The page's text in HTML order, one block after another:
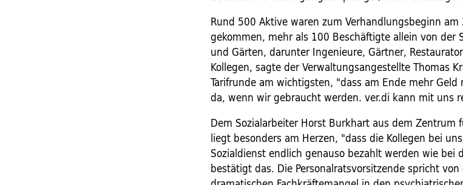
Rund 500 Aktive waren zum Verhandlungsbeginn am
gekommen, mehr als 100 Beschäftigte allein von der
und Gärten, darunter Ingenieure, Gärtner,
Kollegen, sagte der Verwaltungsangestellte Thomas
Tarifrunde am wichtigsten, "dass am Ende mehr
da, wenn wir gebraucht werden. ver.di kann mit uns
Dem Sozialarbeiter Horst Burkhart aus dem Zentrum
liegt besonders am Herzen, "dass die Kollegen bei
Sozialdienst endlich genauso bezahlt werden wie bei
bestätigt das. Die Personalratsvorsitzende spricht